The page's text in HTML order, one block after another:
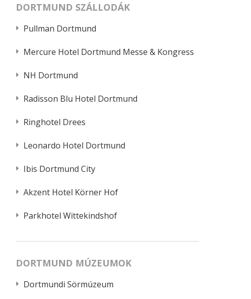
DORTMUND SZÁLLODÁK
Pullman Dortmund
Mercure Hotel Dortmund Messe & Kongress
NH Dortmund
Radisson Blu Hotel Dortmund
Ringhotel Drees
Leonardo Hotel Dortmund
Ibis Dortmund City
Akzent Hotel Körner Hof
Parkhotel Wittekindshof
DORTMUND MÚZEUMOK
Dortmundi Sörmúzeum